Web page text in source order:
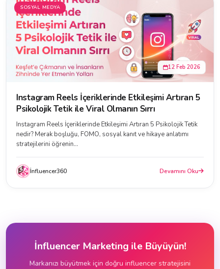
SOSYAL MEDYA
12 Feb 2026
Instagram Reels İçeriklerinde Etkileşimi Artıran 5
Psikolojik Tetik ile Viral Olmanın Sırrı
Instagram Reels İçeriklerinde Etkileşimi Artıran 5 Psikolojik Tetik
nedir? Merak boşluğu, FOMO, sosyal kanıt ve hikaye anlatımı
stratejilerini öğrenin...
İnfluencer360 Devamını Oku
İnfluencer Marketing ile Büyüyün!
Markanızı büyütmek için doğru influencer stratejisini